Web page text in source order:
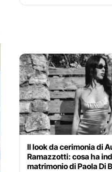
Il look da cerimonia di
Ramazzotti: cosa ha
matrimonio di Paola Di